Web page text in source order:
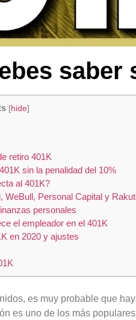
saber
[hide]
retiro 401K
sin la penalidad del 10%
al 401K?
WeBull, Personal Capital y
personales
el empleador en el 401K
en 2020 y ajustes
es muy probable que
es uno de los más